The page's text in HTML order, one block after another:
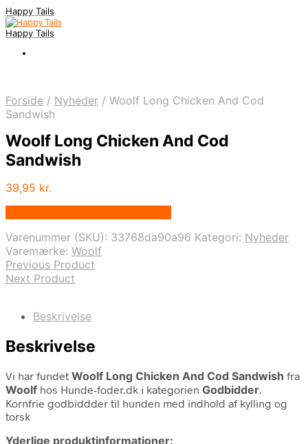
Happy Tails
Happy Tails
Forside / Nyheder / Woolf Long Chicken And Cod
Sandwish
Woolf Long Chicken And Cod
Sandwish
39,95 kr.
Varenummer (SKU): 33768da90a96 Kategori: Nyheder
Varemærke: Woolf
Previous Product
Next Product
Beskrivelse
Beskrivelse
Vi har fundet Woolf Long Chicken And Cod Sandwish fra
Woolf hos Hunde-foder.dk i kategorien Godbidder.
Kornfrie godbiddder til hunden med indhold af kylling og
torsk
Yderlige produktinformationer: